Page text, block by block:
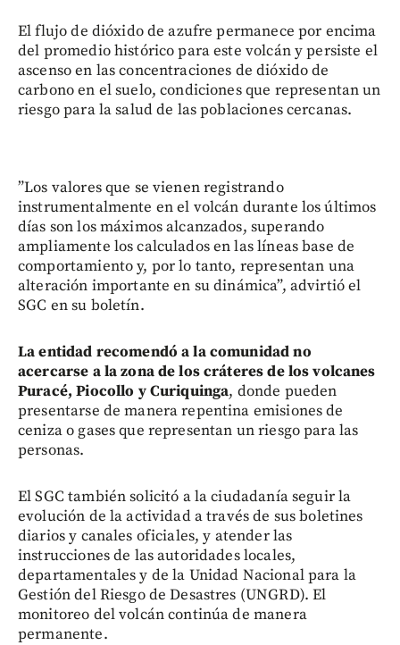
El flujo de dióxido de azufre permanece por encima
del promedio histórico para este volcán y persiste el
ascenso en las concentraciones de dióxido de
carbono en el suelo, condiciones que representan un
riesgo para la salud de las poblaciones cercanas.
”Los valores que se vienen registrando
instrumentalmente en el volcán durante los últimos
días son los máximos alcanzados, superando
ampliamente los calculados en las líneas base de
comportamiento y, por lo tanto, representan una
alteración importante en su dinámica”, advirtió el
SGC en su boletín.
La entidad recomendó a la comunidad no
acercarse a la zona de los cráteres de los volcanes
Puracé, Piocollo y Curiquinga, donde pueden
presentarse de manera repentina emisiones de
ceniza o gases que representan un riesgo para las
personas.
El SGC también solicitó a la ciudadanía seguir la
evolución de la actividad a través de sus boletines
diarios y canales oficiales, y atender las
instrucciones de las autoridades locales,
departamentales y de la Unidad Nacional para la
Gestión del Riesgo de Desastres (UNGRD). El
monitoreo del volcán continúa de manera
permanente.